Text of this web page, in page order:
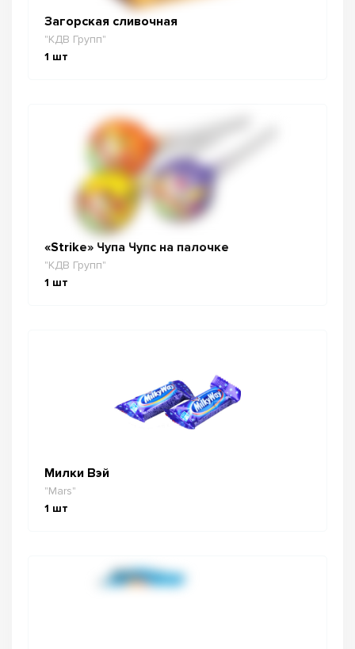
Загорская сливочная
"КДВ Групп"
1 шт
«Strike» Чупа Чупс на палочке
"КДВ Групп"
1 шт
Милки Вэй
"Mars"
1 шт